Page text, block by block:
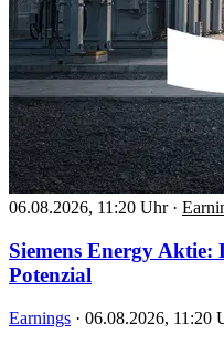
06.08.2026, 11:20 Uhr ·
Siemens Energy Aktie:
Potenzial
Earnings · 06.08.2026, 11:20